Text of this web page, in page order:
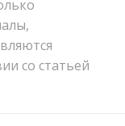
со статьей